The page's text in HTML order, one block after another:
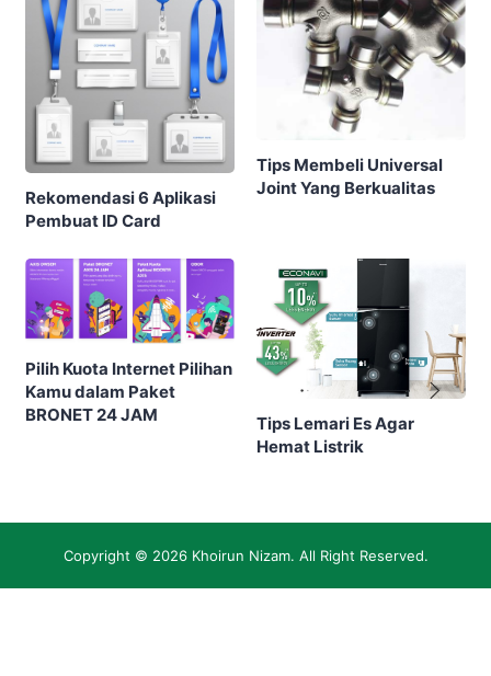
Rekomendasi 6 Aplikasi
Pembuat ID Card
Tips Membeli Universal
Joint Yang Berkualitas
Pilih Kuota Internet Pilihan
Kamu dalam Paket
BRONET 24 JAM
Tips Lemari Es Agar
Hemat Listrik
Copyright © 2026 Khoirun Nizam. All Right Reserved.